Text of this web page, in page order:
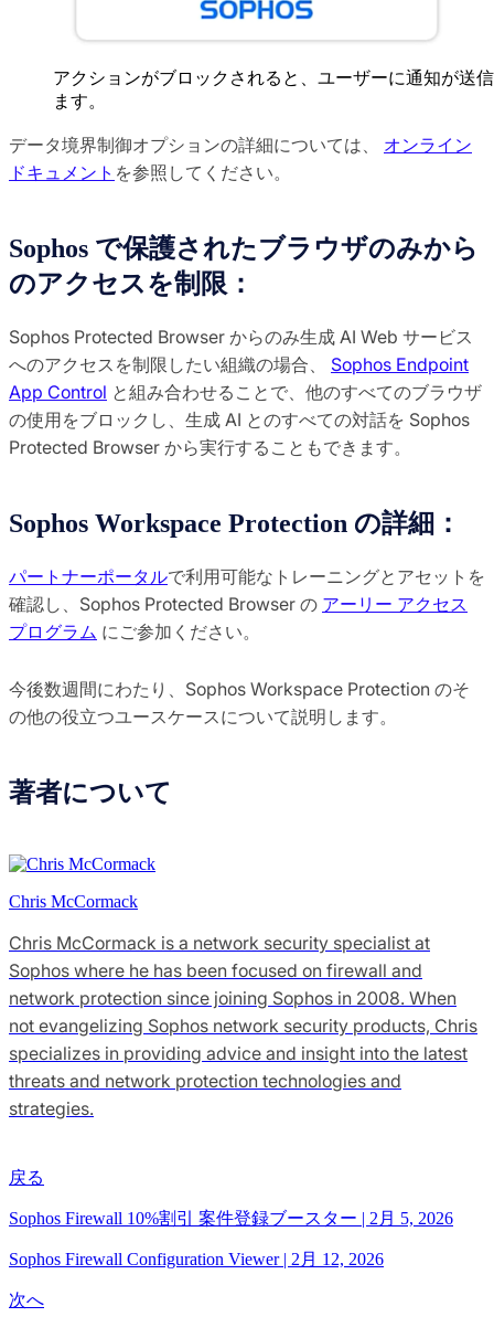
アクションがブロックされると、ユーザーに通知が送
ます。
データ境界制御オプションの詳細については、 オンライン
ドキュメント を参照してください。
Sophos で保護されたブラウザのみから
のアクセスを制限：
Sophos Protected Browser からのみ生成 AI Web サービス
へのアクセスを制限したい組織の場合、 Sophos Endpoint
App Control と組み合わせることで、他のすべてのブラウザ
の使用をブロックし、生成 AI とのすべての対話を Sophos
Protected Browser から実行することもできます。
Sophos Workspace Protection の詳細：
パートナーポータルで利用可能なトレーニングとアセットを
確認し、Sophos Protected Browser の アーリー アクセス
プログラム にご参加ください。
今後数週間にわたり、Sophos Workspace Protection のそ
の他の役立つユースケースについて説明します。
著者について
Chris McCormack
Chris McCormack is a network security specialist at
Sophos where he has been focused on firewall and
network protection since joining Sophos in 2008. When
not evangelizing Sophos network security products, Chris
specializes in providing advice and insight into the latest
threats and network protection technologies and
strategies.
戻る
Sophos Firewall 10%割引 案件登録ブースター | 2月 5, 2026
Sophos Firewall Configuration Viewer| 2月 12, 2026
次へ